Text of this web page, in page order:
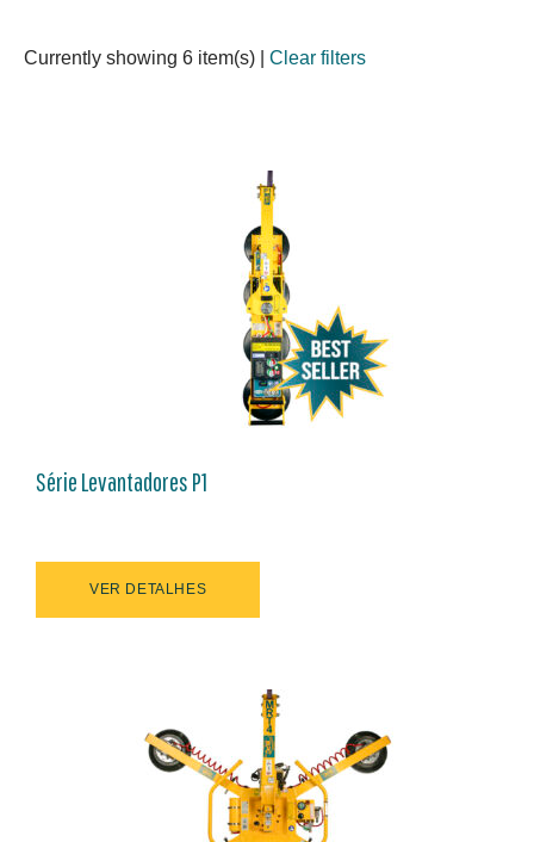
Currently showing 6 item(s) Clear filters
Série Levantadores P1
VER DETALHES